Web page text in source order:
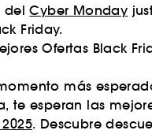
delCyber Monday
Friday.
Ofertas Black
más
te esperan las
. Descubre